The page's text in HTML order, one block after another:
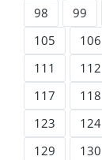
98
99
105
106
111
112
117
118
123
124
129
130